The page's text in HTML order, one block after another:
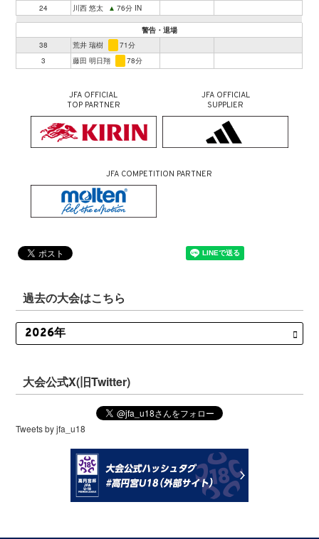
24
川西 悠太 ▲ 76分 IN
警告・退場
38
荒井 瑞樹
71分
3
藤田 明日翔 78分
JFA OFFICIAL
TOP PARTNER
JFA OFFICIAL
SUPPLIER
JFA COMPETITION PARTNER
過去の大会はこちら
大会公式X(旧Twitter)
Tweets by jfa_u18